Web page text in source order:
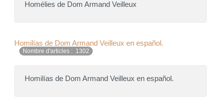
Homélies de Dom Armand Veilleux
Homilías de Dom Armand Veilleux en español.
Nombre d'articles : 1302
Homilías de Dom Armand Veilleux en español.